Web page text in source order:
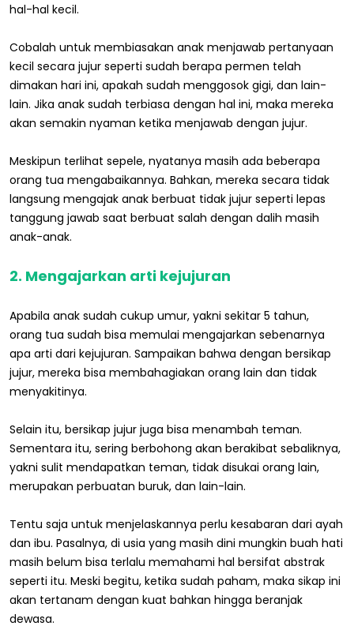
hal-hal kecil.
Cobalah untuk membiasakan anak menjawab pertanyaan
kecil secara jujur seperti sudah berapa permen telah
dimakan hari ini, apakah sudah menggosok gigi, dan lain-
lain. Jika anak sudah terbiasa dengan hal ini, maka mereka
akan semakin nyaman ketika menjawab dengan jujur.
Meskipun terlihat sepele, nyatanya masih ada beberapa
orang tua mengabaikannya. Bahkan, mereka secara tidak
langsung mengajak anak berbuat tidak jujur seperti lepas
tanggung jawab saat berbuat salah dengan dalih masih
anak-anak.
2. Mengajarkan arti kejujuran
Apabila anak sudah cukup umur, yakni sekitar 5 tahun,
orang tua sudah bisa memulai mengajarkan sebenarnya
apa arti dari kejujuran. Sampaikan bahwa dengan bersikap
jujur, mereka bisa membahagiakan orang lain dan tidak
menyakitinya.
Selain itu, bersikap jujur juga bisa menambah teman.
Sementara itu, sering berbohong akan berakibat sebaliknya,
yakni sulit mendapatkan teman, tidak disukai orang lain,
merupakan perbuatan buruk, dan lain-lain.
Tentu saja untuk menjelaskannya perlu kesabaran dari ayah
dan ibu. Pasalnya, di usia yang masih dini mungkin buah hati
masih belum bisa terlalu memahami hal bersifat abstrak
seperti itu. Meski begitu, ketika sudah paham, maka sikap ini
akan tertanam dengan kuat bahkan hingga beranjak
dewasa.